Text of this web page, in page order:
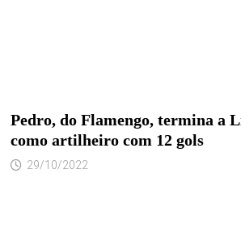
Pedro, do Flamengo, termina a
como artilheiro com 12 gols
29/10/2022